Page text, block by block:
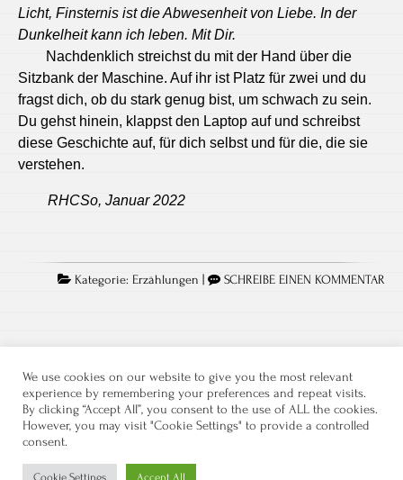
Licht, Finsternis ist die Abwesenheit von Liebe. In der
Dunkelheit kann ich leben. Mit Dir.
Nachdenklich streichst du mit der Hand über die
Sitzbank der Maschine. Auf ihr ist Platz für zwei und du
fragst dich, ob du stark genug bist, um schwach zu sein.
Du gehst hinein, klappst den Laptop auf und schreibst
diese Geschichte auf, für dich selbst und für die, die sie
verstehen.
RHCSo, Januar 2022
Kategorie: Erzählungen SCHREIBE EINEN KOMMENTAR
Datenschutz Kontakt
We use cookies on our website to give you the most relevant
experience by remembering your preferences and repeat visits.
By clicking “Accept All”, you consent to the use of ALL the cookies.
However, you may visit "Cookie Settings" to provide a controlled
consent.
Cookie Settings Accept All